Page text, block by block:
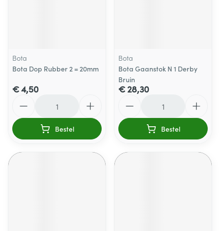
Bota
Bota Dop Rubber 2 = 20mm
€ 4,50
Bestel
Bota
Bota Gaanstok N 1 Derby
Bruin
€ 28,30
Bestel